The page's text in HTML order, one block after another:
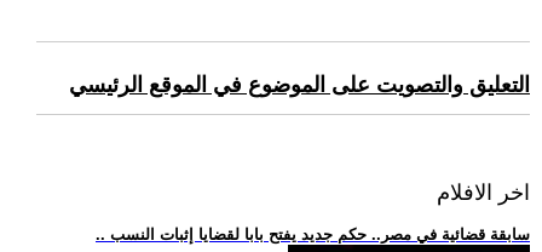
التعليق والتصويت على الموضوع في الموقع الرئيسي
اخر الافلام
.. سابقة قضائية في مصر.. حكم جديد يفتح بابا لقضايا إثبات النسب